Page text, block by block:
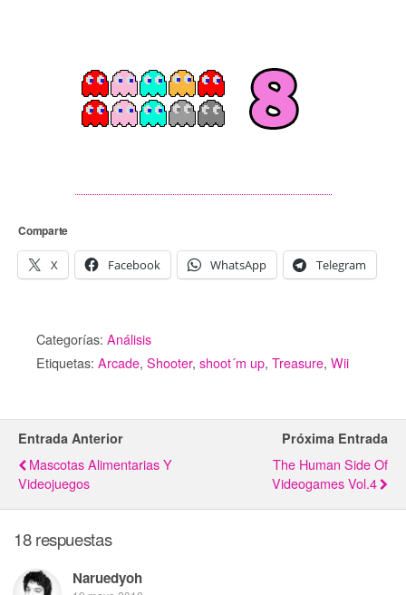
Comparte
X Facebook WhatsApp Telegram
Categorías: Análisis
Etiquetas: Arcade, Shooter, shoot´m up, Treasure, Wii
Entrada Anterior
Mascotas Alimentarias Y
Videojuegos
Próxima Entrada
The Human Side Of
Videogames Vol.4
18 respuestas
Naruedyoh